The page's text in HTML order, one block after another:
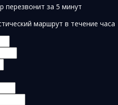
за 5 минут
маршрут в течение часа